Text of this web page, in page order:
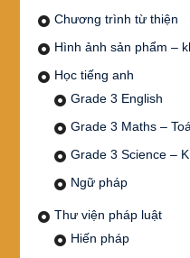
Chương trình từ thiện
Hình ảnh sản phẩm –
Học tiếng anh
Grade 3 English
Grade 3 Maths –
Grade 3 Science –
Ngữ pháp
Thư viện pháp luật
Hiến pháp